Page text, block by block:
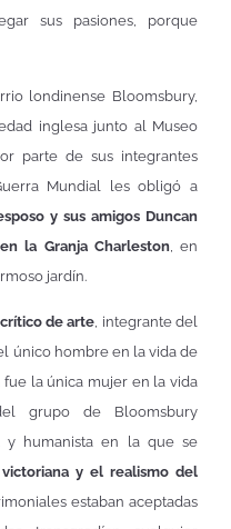
sus pasiones, porque
londinense Bloomsbury,
inglesa junto al Museo
parte de sus integrantes
Mundial les obligó a
y sus amigos Duncan
la Granja Charleston, en
jardín.
de arte, integrante del
único hombre en la vida de
la única mujer en la vida
grupo de Bloomsbury
y humanista en la que se
y el realismo del
estaban aceptadas